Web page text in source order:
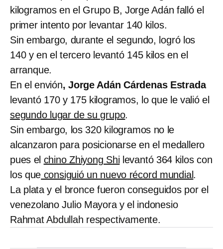
kilogramos en el Grupo B, Jorge Adán falló el
primer intento por levantar 140 kilos.
Sin embargo, durante el segundo, logró los
140 y en el tercero levantó 145 kilos en el
arranque.
En el envión, Jorge Adán Cárdenas Estrada
levantó 170 y 175 kilogramos, lo que le valió el
segundo lugar de su grupo.
Sin embargo, los 320 kilogramos no le
alcanzaron para posicionarse en el medallero
pues el chino Zhiyong Shi levantó 364 kilos con
los que consiguió un nuevo récord mundial.
La plata y el bronce fueron conseguidos por el
venezolano Julio Mayora y el indonesio
Rahmat Abdullah respectivamente.